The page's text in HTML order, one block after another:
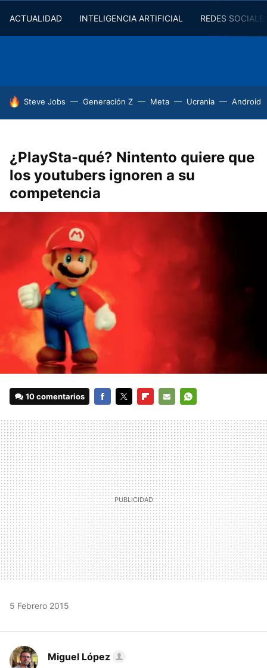
ACTUALIDAD INTELIGENCIA ARTIFICIAL REDES
HOY SE HABLA DE
Steve Jobs Generación Z Meta Ucrania Android
¿PlaySta-qué? Nintento quiere que
los youtubers ignoren a su
competencia
10 comentarios
MAIL
5 Febrero 2015
Miguel López